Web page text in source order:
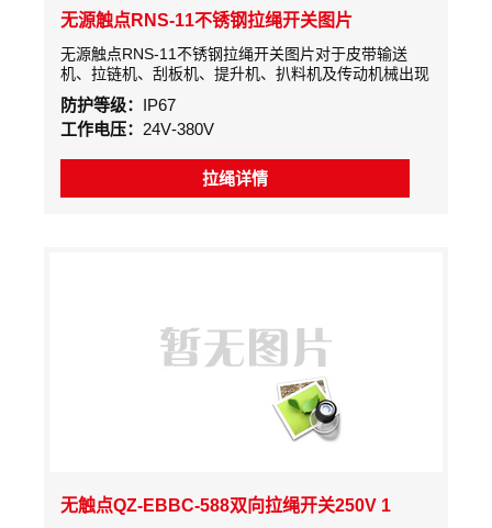
无源触点RNS-11不锈钢拉绳开关图片
无源触点RNS-11不锈钢拉绳开关图片对于皮带输送
机、拉链机、刮板机、提升机、扒料机及传动机械出现
故障时，能在设备任意位置停机。能及时的保护设备和
人身、避免事故扩大化，达到保障生产、保护设备的目
的
防护等级： IP67
工作电压： 24V-380V
拉绳详情
无触点QZ-EBBC-588双向拉绳开关250V 1